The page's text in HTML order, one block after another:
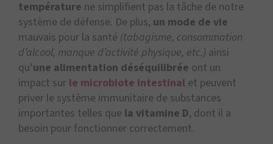
température ne simplifient pas la tâche de notre
système de défense. De plus, un mode de vie
mauvais pour la santé (tabagisme, consommation
d’alcool, manque d’activité physique, etc.) ainsi
qu’une alimentation déséquilibrée ont un
impact sur le microbiote intestinal et peuvent
priver le système immunitaire de substances
importantes telles que la vitamine D, dont il a
besoin pour fonctionner correctement.